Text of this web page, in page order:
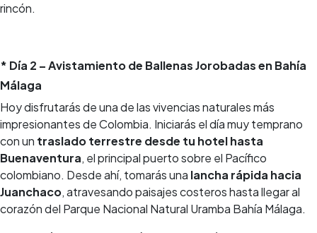
rincón.
* Día 2 – Avistamiento de Ballenas Jorobadas en Bahía
Málaga
Hoy disfrutarás de una de las vivencias naturales más
impresionantes de Colombia. Iniciarás el día muy temprano
con un traslado terrestre desde tu hotel hasta
Buenaventura, el principal puerto sobre el Pacífico
colombiano. Desde ahí, tomarás una lancha rápida hacia
Juanchaco, atravesando paisajes costeros hasta llegar al
corazón del Parque Nacional Natural Uramba Bahía Málaga.